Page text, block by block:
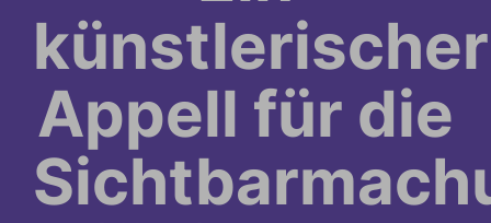
künstlerischer
Appell für die